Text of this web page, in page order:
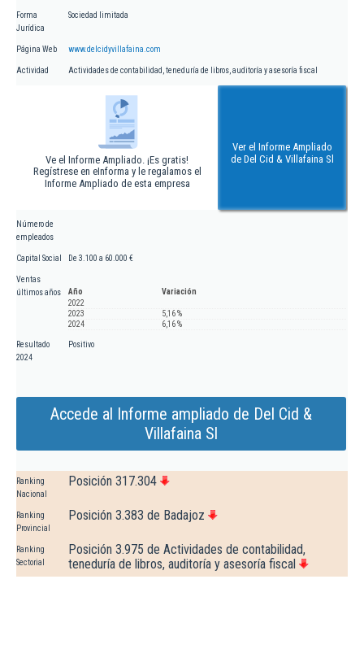
Forma
Jurídica
Sociedad limitada
Página Web www.delcidyvillafaina.com
Actividad Actividades de contabilidad, teneduría de libros, auditoría y asesoría fiscal
Ve el Informe Ampliado. ¡Es gratis!
Regístrese en eInforma y le regalamos el
Informe Ampliado de esta empresa
Ver el Informe Ampliado
de Del Cid & Villafaina Sl
Número de
empleados
Capital Social De 3.100 a 60.000 €
Ventas
últimos años
Año
Variación
2022
2023
5,16 %
2024
6,16 %
Resultado
2024
Positivo
Accede al Informe ampliado de Del Cid &
Villafaina Sl
Ranking
Nacional
Posición 317.304
Ranking
Provincial
Posición 3.383 de Badajoz
Ranking
Sectorial
Posición 3.975 de Actividades de contabilidad,
teneduría de libros, auditoría y asesoría fiscal